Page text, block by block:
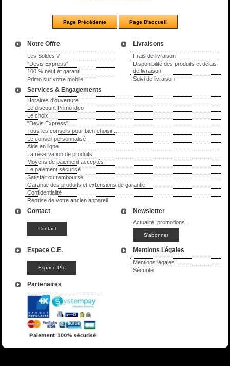
Notre Offre
Les Soldes ?
"Devis Express"
100 % neuf et garanti
Primo sur votre mobile
Livraisons
Frais de livraison
Disponibilité des produits et délais
de livraison
Suivi de livraison
Services & Engagements
Horaires d'ouverture
Le discount Primo ideo
Le choix
"Devis Express"
Tous les conseils pour bien choisir...
Le conseil personnalisé
Aide en ligne
La réservation de produits
Moyens de paiement acceptés
Le paiement sécurisé
Satisfait ou remboursé
Garantie des produits et extensions de garantie
Confidentialité
Reprise de votre ancien appareil
Contact Newsletter
Actualité, promotions...
Espace C.E. Mentions Légales
Mentions légales
Sécurité
Partenaires